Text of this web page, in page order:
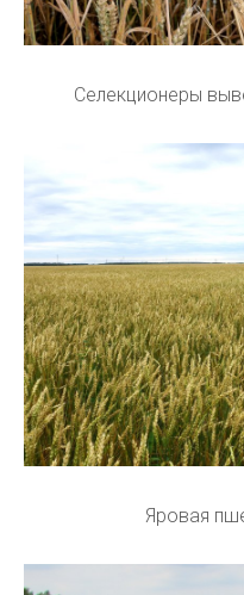
Селекционеры
Яровая